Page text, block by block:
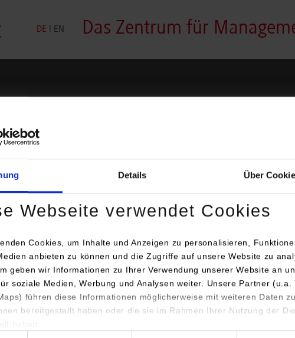
Details Über
Webseite verwendet Cookies
Cookies, um Inhalte und Anzeigen zu personalisieren,
anbieten zu können und die Zugriffe auf unsere Website zu
geben wir Informationen zu Ihrer Verwendung unserer Website an
soziale Medien, Werbung und Analysen weiter. Unsere Partner (u.a.
führen diese Informationen möglicherweise mit weiteren Daten
bereitgestellt haben oder die sie im Rahmen Ihrer Nutzung der
DE EN Das Zentrum für
Walk - unsere kleine
die Games Rallye beendet ist, sind sicher noch Fragen offen oder
Dafür gibt es unseren Innovation Walk im Anschluss, bei dem alle
und Gespräche am Stand und am Start sind. Freuen Sie sich auf